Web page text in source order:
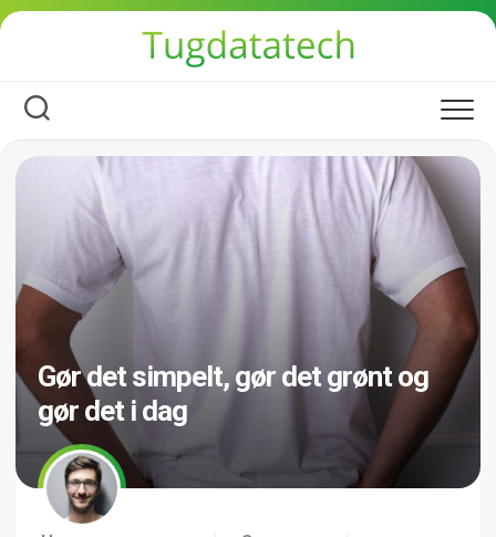
Skip
Gør det simpelt, gør det grønt og
gør det i dag